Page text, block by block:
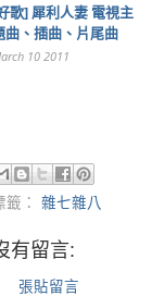
歌] 犀利人妻 電視主
曲、插曲、片尾曲
10 2011
籤： 雜七雜八
有留言:
張貼留言